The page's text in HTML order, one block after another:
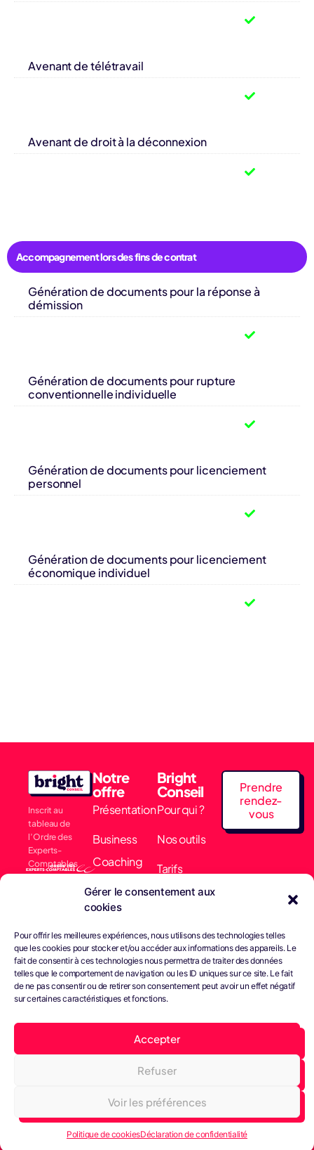
Gérer le consentement aux
cookies
Pour offrir les meilleures expériences, nous utilisons des technologies telles
que les cookies pour stocker et/ou accéder aux informations des appareils. Le
fait de consentir à ces technologies nous permettra de traiter des données
telles que le comportement de navigation ou les ID uniques sur ce site. Le fait
de ne pas consentir ou de retirer son consentement peut avoir un effet négatif
sur certaines caractéristiques et fonctions.
Accepter
Refuser
Voir les préférences
Politique de cookiesDéclaration de confidentialité
Avenant de télétravail
Avenant de droit à la déconnexion
Accompagnement lors des fins de contrat
Génération de documents pour la réponse à
démission
Génération de documents pour rupture
conventionnelle individuelle
Génération de documents pour licenciement
personnel
Génération de documents pour licenciement
économique individuel
Inscrit au
tableau de
l’Ordre des
Experts-
Comptables
Notre
offre
Présentation
Business
Coaching
Comptabilité
& Finance
Conseils &
Gestion
Juridique
Bright Paie
Bright
Conseil
Pour qui ?
Nos outils
Tarifs
Actualités
contacter
Prendre
rendez-
vous
Conditions générales
Web Design John Brightman Agency